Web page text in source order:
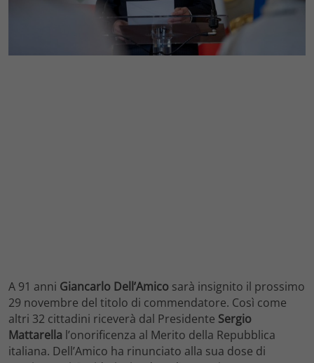
A 91 anni Giancarlo Dell’Amico sarà insignito il prossimo
29 novembre del titolo di commendatore. Così come
altri 32 cittadini riceverà dal Presidente Sergio
Mattarella l’onorificenza al Merito della Repubblica
italiana. Dell’Amico ha rinunciato alla sua dose di